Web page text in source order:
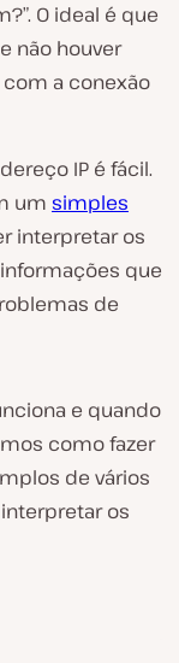
O ideal é que
não houver
a conexão
IP é fácil.
um simples
interpretar os
que
de
e quando
como fazer
de vários
os